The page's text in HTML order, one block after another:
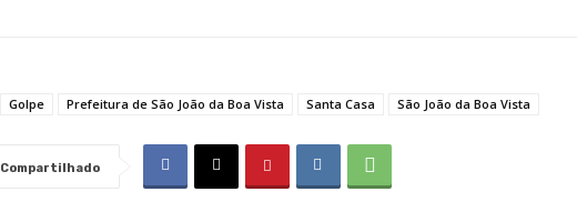
Golpe Prefeitura de São João da Boa Vista Santa Casa São João da Boa Vista
Compartilhado